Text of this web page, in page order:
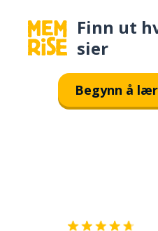
Finn ut
sier
Begynn å